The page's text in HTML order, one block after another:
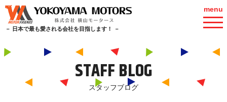
－ 日本で最も愛される会社を目指します！ －
menu
STAFF BLOG
スタッフブログ